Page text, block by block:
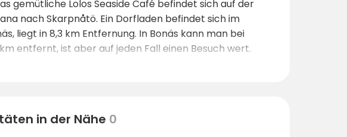
gemütliche Lolos Seaside Café befindet sich auf der
nach Skarpnåtö. Ein Dorfladen befindet sich im
liegt in 8,3 km Entfernung. In Bonäs kann man bei
entfernt, ist aber auf jeden Fall einen Besuch wert.
in der Nähe 0